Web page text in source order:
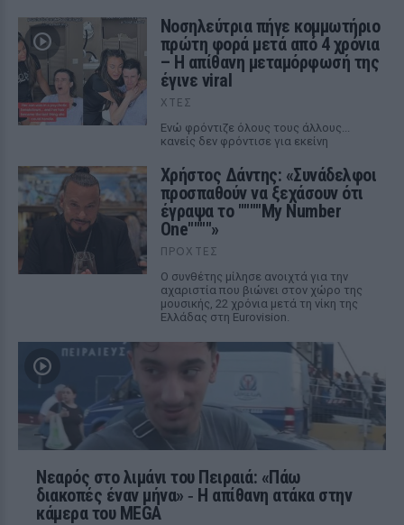
Νοσηλεύτρια πήγε κομμωτήριο
πρώτη φορά μετά από 4 χρόνια
– Η απίθανη μεταμόρφωσή της
έγινε viral
ΧΤΕΣ
Ενώ φρόντιζε όλους τους άλλους...
κανείς δεν φρόντισε για εκείνη
Χρήστος Δάντης: «Συνάδελφοι
προσπαθούν να ξεχάσουν ότι
έγραψα το """"My Number
One""""»
ΠΡΟΧΤΈΣ
Ο συνθέτης μίλησε ανοιχτά για την
αχαριστία που βιώνει στον χώρο της
μουσικής, 22 χρόνια μετά τη νίκη της
Ελλάδας στη Eurovision.
Νεαρός στο λιμάνι του Πειραιά: «Πάω
διακοπές έναν μήνα» ‑ Η απίθανη ατάκα στην
κάμερα του MEGA